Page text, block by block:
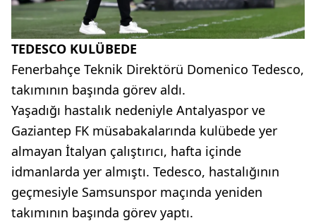
TEDESCO KULÜBEDE
Fenerbahçe Teknik Direktörü Domenico Tedesco,
takımının başında görev aldı.
Yaşadığı hastalık nedeniyle Antalyaspor ve
Gaziantep FK müsabakalarında kulübede yer
almayan İtalyan çalıştırıcı, hafta içinde
idmanlarda yer almıştı. Tedesco, hastalığının
geçmesiyle Samsunspor maçında yeniden
takımının başında görev yaptı.